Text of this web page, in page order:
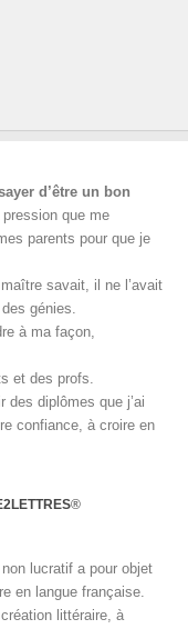
d’être un bon
que me
parents pour que je
savait, il ne l’avait
génies.
à ma façon,
et des profs.
des diplômes que j’ai
confiance, à croire en
®
lucratif a pour objet
en langue française.
littéraire, à